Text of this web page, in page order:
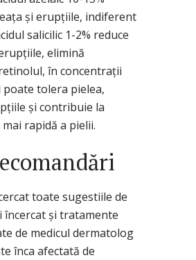
și erupțiile, indiferent
salicilic 1-2% reduce
elimină
în concentrații
poate tolera pielea,
și contribuie la
rapidă a pielii.
toate sugestiile de
încercat și tratamente
de medicul dermatolog
înca afectată de